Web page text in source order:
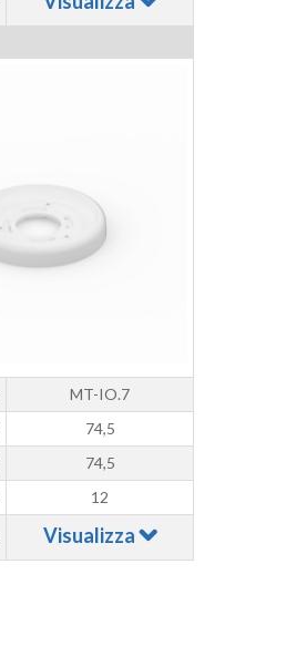
MT-IO.7
74,5
74,5
12
Visualizza